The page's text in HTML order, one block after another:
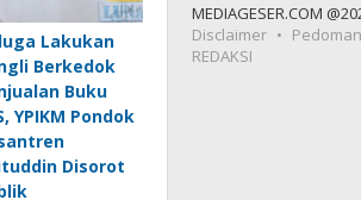
Lakukan
Berkedok
Buku
YPIKM Pondok
Disorot
MEDIAGESER.COM
Disclaimer
REDAKSI